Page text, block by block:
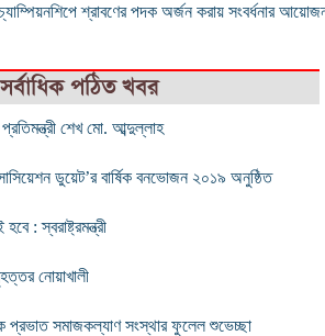
চ্যাম্পিয়নশিপে শ্রাবণের পদক অর্জন করায় সংবর্ধনার
সর্বাধিক পঠিত খবর
শেখ মো. আব্দুল্লাহ
ডুয়েট’র বার্ষিক বনভোজন ২০১৯ অনুষ্ঠিত
: স্বরাষ্ট্রমন্ত্রী
নোয়াখালী
প্রভাত সমাজকল্যাণ সংস্থার ফুলেল শুভেচ্ছা